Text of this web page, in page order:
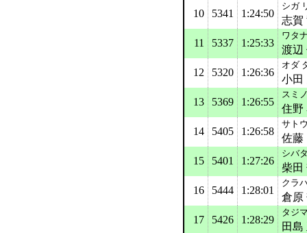
10
5341 1:24:50
シガ
志賀
11
5337 1:25:33
ワタ
渡辺
12
5320 1:26:36
オダ
小田
13
5369 1:26:55
スミ
住野
14
5405 1:26:58
サト
佐
15
5401 1:27:26
シバ
柴田
16
5444 1:28:01
クラ
倉原
17
5426 1:28:29
タジ
田島